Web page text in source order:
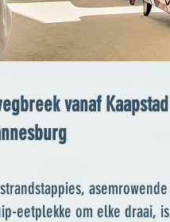
vanaf Kaapstad
asemrowende
eetplekke om elke draai, is